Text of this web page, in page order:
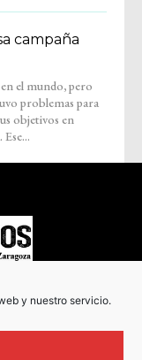
y nuestro servicio.
campaña